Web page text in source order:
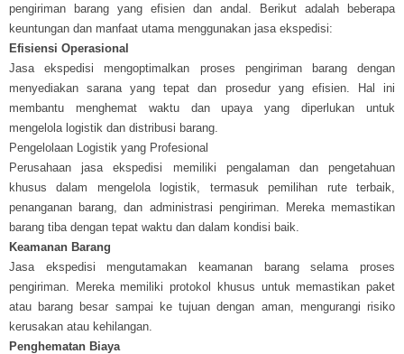
pengiriman barang yang efisien dan andal. Berikut adalah beberapa
keuntungan dan manfaat utama menggunakan jasa ekspedisi:
Efisiensi Operasional
Jasa ekspedisi mengoptimalkan proses pengiriman barang dengan
menyediakan sarana yang tepat dan prosedur yang efisien. Hal ini
membantu menghemat waktu dan upaya yang diperlukan untuk
mengelola logistik dan distribusi barang.
Pengelolaan Logistik yang Profesional
Perusahaan jasa ekspedisi memiliki pengalaman dan pengetahuan
khusus dalam mengelola logistik, termasuk pemilihan rute terbaik,
penanganan barang, dan administrasi pengiriman. Mereka memastikan
barang tiba dengan tepat waktu dan dalam kondisi baik.
Keamanan Barang
Jasa ekspedisi mengutamakan keamanan barang selama proses
pengiriman. Mereka memiliki protokol khusus untuk memastikan paket
atau barang besar sampai ke tujuan dengan aman, mengurangi risiko
kerusakan atau kehilangan.
Penghematan Biaya